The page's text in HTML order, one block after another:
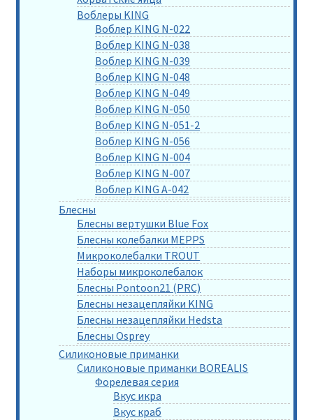
Воблеры KING
Воблер KING N-022
Воблер KING N-038
Воблер KING N-039
Воблер KING N-048
Воблер KING N-049
Воблер KING N-050
Воблер KING N-051-2
Воблер KING N-056
Воблер KING N-004
Воблер KING N-007
Воблер KING A-042
Блесны
Блесны вертушки Blue Fox
Блесны колебалки MEPPS
Микроколебалки TROUT
Наборы микроколебалок
Блесны Pontoon21 (PRC)
Блесны незацепляйки KING
Блесны незацепляйки Hedsta
Блесны Osprey
Силиконовые приманки
Силиконовые приманки BOREALIS
Форелевая серия
Вкус икра
Вкус краб